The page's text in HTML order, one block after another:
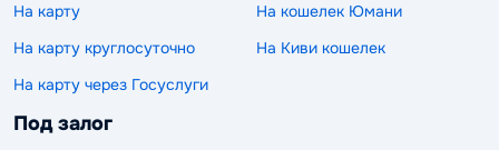
На карту
На кошелек Юмани
На карту круглосуточно
На Киви кошелек
На карту через Госуслуги
Под залог